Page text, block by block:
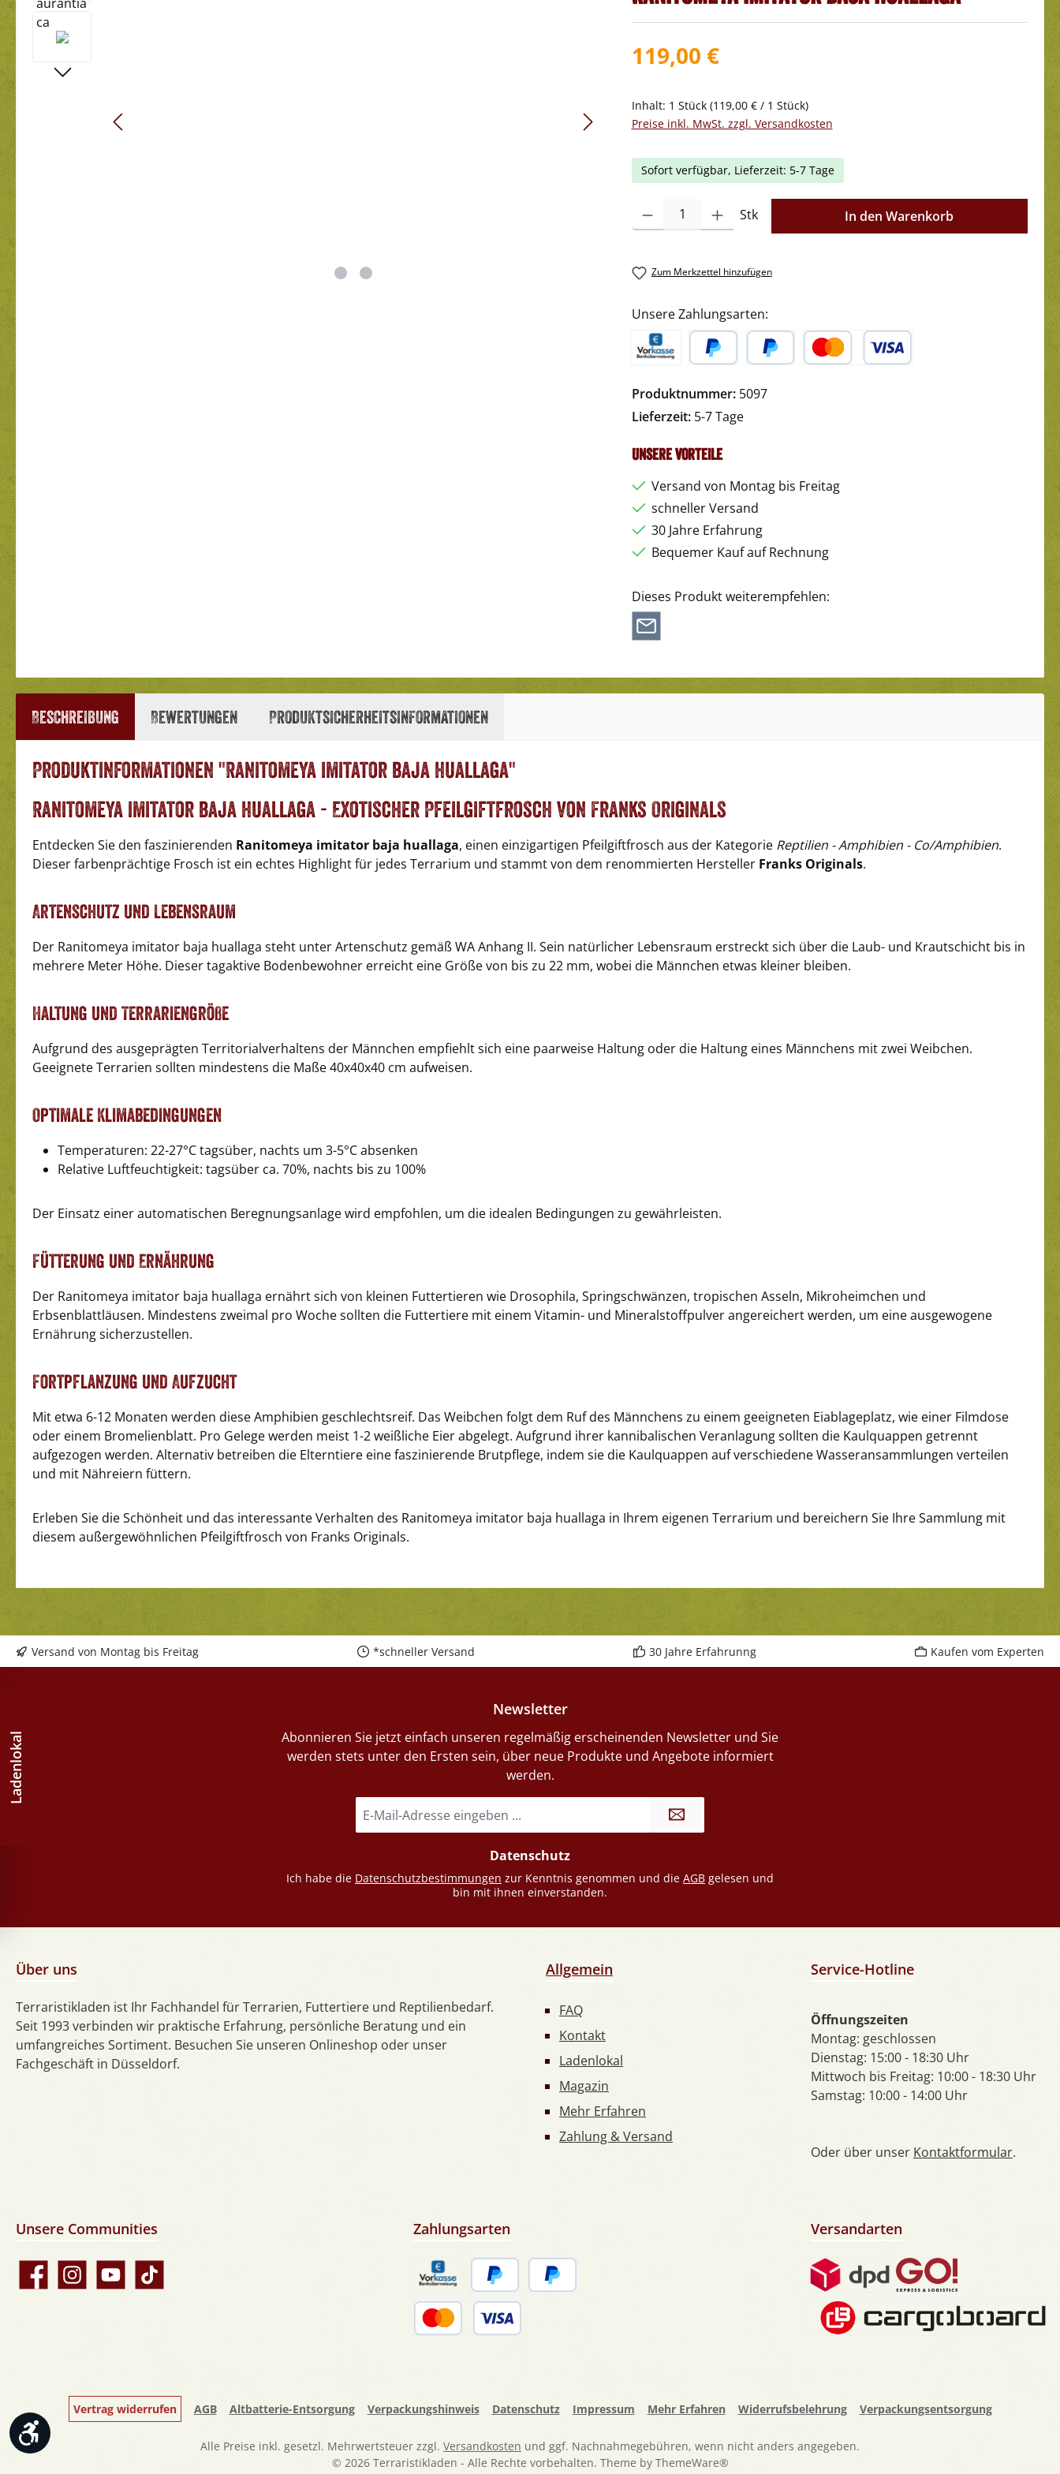
Werkzeugleiste anzeigen
119,00 €
Inhalt: 1 Stück (119,00 € / 1 Stück)
Preise inkl. MwSt. zzgl. Versandkosten
Sofort verfügbar, Lieferzeit: 5-7 Tage
Produkt Anzahl: Gib den gewünschten Wert ein oder benutze die
Stk In den Warenkorb
Zum Merkzettel hinzufügen
Unsere Zahlungsarten:
Produktnummer: 5097
Lieferzeit: 5-7 Tage
Unsere Vorteile
Versand von Montag bis Freitag
schneller Versand
30 Jahre Erfahrung
Bequemer Kauf auf Rechnung
Dieses Produkt weiterempfehlen:
Beschreibung Bewertungen Produktsicherheitsinformationen
Produktinformationen "Ranitomeya imitator baja huallaga"
Ranitomeya imitator baja huallaga - Exotischer Pfeilgiftfrosch von Franks Originals
Entdecken Sie den faszinierenden Ranitomeya imitator baja huallaga, einen einzigartigen Pfeilgiftfrosch aus der Kategorie Reptilien - Amphibien - Co/Amphibien.
Dieser farbenprächtige Frosch ist ein echtes Highlight für jedes Terrarium und stammt von dem renommierten Hersteller Franks Originals.
Artenschutz und Lebensraum
Der Ranitomeya imitator baja huallaga steht unter Artenschutz gemäß WA Anhang II. Sein natürlicher Lebensraum erstreckt sich über die Laub- und Krautschicht bis in
mehrere Meter Höhe. Dieser tagaktive Bodenbewohner erreicht eine Größe von bis zu 22 mm, wobei die Männchen etwas kleiner bleiben.
Haltung und Terrariengröße
Aufgrund des ausgeprägten Territorialverhaltens der Männchen empfiehlt sich eine paarweise Haltung oder die Haltung eines Männchens mit zwei Weibchen.
Geeignete Terrarien sollten mindestens die Maße 40x40x40 cm aufweisen.
Optimale Klimabedingungen
Temperaturen: 22-27°C tagsüber, nachts um 3-5°C absenken
Relative Luftfeuchtigkeit: tagsüber ca. 70%, nachts bis zu 100%
Der Einsatz einer automatischen Beregnungsanlage wird empfohlen, um die idealen Bedingungen zu gewährleisten.
Fütterung und Ernährung
Der Ranitomeya imitator baja huallaga ernährt sich von kleinen Futtertieren wie Drosophila, Springschwänzen, tropischen Asseln, Mikroheimchen und
Erbsenblattläusen. Mindestens zweimal pro Woche sollten die Futtertiere mit einem Vitamin- und Mineralstoffpulver angereichert werden, um eine ausgewogene
Ernährung sicherzustellen.
Fortpflanzung und Aufzucht
Mit etwa 6-12 Monaten werden diese Amphibien geschlechtsreif. Das Weibchen folgt dem Ruf des Männchens zu einem geeigneten Eiablageplatz, wie einer Filmdose
oder einem Bromelienblatt. Pro Gelege werden meist 1-2 weißliche Eier abgelegt. Aufgrund ihrer kannibalischen Veranlagung sollten die Kaulquappen getrennt
aufgezogen werden. Alternativ betreiben die Elterntiere eine faszinierende Brutpflege, indem sie die Kaulquappen auf verschiedene Wasseransammlungen verteilen
und mit Nähreiern füttern.
Erleben Sie die Schönheit und das interessante Verhalten des Ranitomeya imitator baja huallaga in Ihrem eigenen Terrarium und bereichern Sie Ihre Sammlung mit
diesem außergewöhnlichen Pfeilgiftfrosch von Franks Originals.
Versand von Montag bis Freitag *schneller Versand 30 Jahre Erfahrunng Kaufen vom Experten
Newsletter
Abonnieren Sie jetzt einfach unseren regelmäßig erscheinenden Newsletter und Sie
werden stets unter den Ersten sein, über neue Produkte und Angebote informiert
werden.
Mail-
Datenschutz
Ich habe die Datenschutzbestimmungen zur Kenntnis genommen und die AGB gelesen und
bin mit ihnen einverstanden.
Über uns
Terraristikladen ist Ihr Fachhandel für Terrarien, Futtertiere und Reptilienbedarf.
Seit 1993 verbinden wir praktische Erfahrung, persönliche Beratung und ein
umfangreiches Sortiment. Besuchen Sie unseren Onlineshop oder unser
Fachgeschäft in Düsseldorf.
Allgemein
FAQ
Kontakt
Ladenlokal
Magazin
Mehr Erfahren
Zahlung & Versand
Service-Hotline
Öffnungszeiten
Montag: geschlossen
Dienstag: 15:00 - 18:30 Uhr
Mittwoch bis Freitag: 10:00 - 18:30 Uhr
Samstag: 10:00 - 14:00 Uhr
Oder über unser Kontaktformular.
Unsere Communities
FacebookInstagramYouTubeTikTok
Zahlungsarten
PayPal
Vorkasse
Versandarten
Standard PaketversandLebendtierversand DE
Vertrag widerrufen AGB Altbatterie-Entsorgung Verpackungshinweis Datenschutz Impressum Mehr Erfahren Widerrufsbelehrung Verpackungsentsorgung
Alle Preise inkl. gesetzl. Mehrwertsteuer zzgl. Versandkosten und ggf. Nachnahmegebühren, wenn nicht anders angegeben.
© 2026 Terraristikladen - Alle Rechte vorbehalten. Theme by ThemeWare®
Ladenlokal